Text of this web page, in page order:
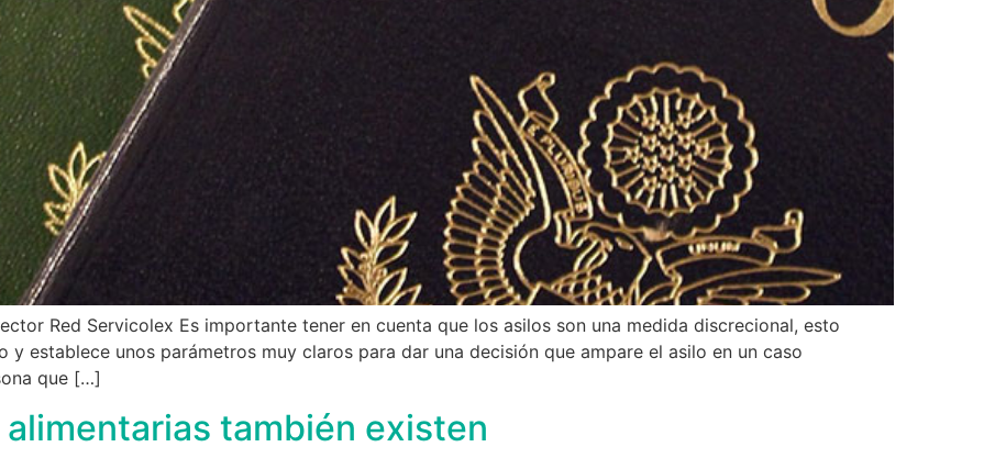
Red Servicolex Es importante tener en cuenta que los asilos son una medida discrecional, esto
y establece unos parámetros muy claros para dar una decisión que ampare el asilo en un caso
que […]
también existen